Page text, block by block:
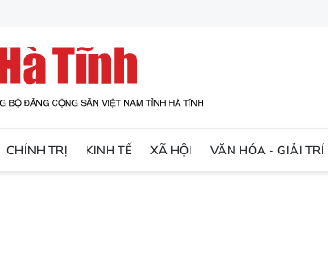
CHÍNH TRỊ KINH TẾ XÃ HỘI VĂN HÓA - GIẢI TRÍ